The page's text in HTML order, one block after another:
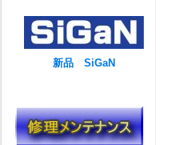
新品 SiGaN